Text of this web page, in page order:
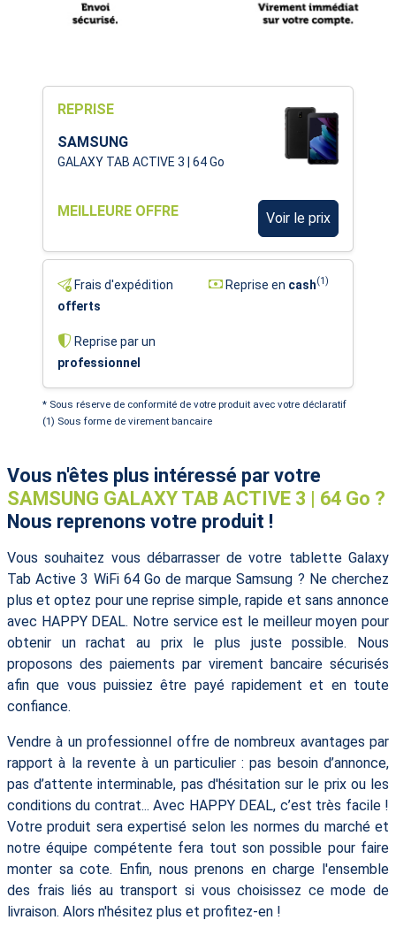
REPRISE
SAMSUNG
GALAXY TAB ACTIVE 3 | 64 Go
MEILLEURE OFFRE Voir le prix
Frais d'expédition
offerts
Reprise en cash(1)
Reprise par un
professionnel
* Sous réserve de conformité de votre produit avec votre déclaratif
(1) Sous forme de virement bancaire
Vous n'êtes plus intéressé par votre
SAMSUNG GALAXY TAB ACTIVE 3 | 64 Go ?
Nous reprenons votre produit !
Vous souhaitez vous débarrasser de votre tablette Galaxy
Tab Active 3 WiFi 64 Go de marque Samsung ? Ne cherchez
plus et optez pour une reprise simple, rapide et sans annonce
avec HAPPY DEAL. Notre service est le meilleur moyen pour
obtenir un rachat au prix le plus juste possible. Nous
proposons des paiements par virement bancaire sécurisés
afin que vous puissiez être payé rapidement et en toute
confiance.
Vendre à un professionnel offre de nombreux avantages par
rapport à la revente à un particulier : pas besoin d’annonce,
pas d’attente interminable, pas d'hésitation sur le prix ou les
conditions du contrat... Avec HAPPY DEAL, c’est très facile !
Votre produit sera expertisé selon les normes du marché et
notre équipe compétente fera tout son possible pour faire
monter sa cote. Enfin, nous prenons en charge l'ensemble
des frais liés au transport si vous choisissez ce mode de
livraison. Alors n'hésitez plus et profitez-en !